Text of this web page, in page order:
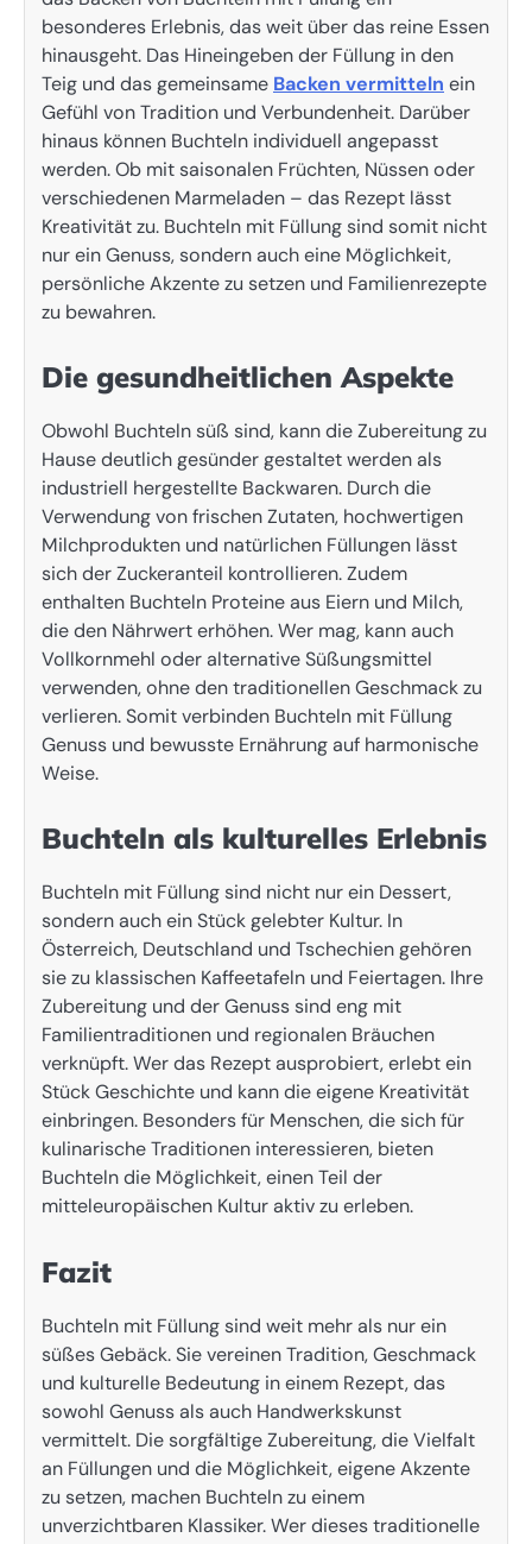
besonderes Erlebnis, das weit über das reine Essen
hinausgeht. Das Hineingeben der Füllung in den
Teig und das gemeinsame Backen vermitteln ein
Gefühl von Tradition und Verbundenheit. Darüber
hinaus können Buchteln individuell angepasst
werden. Ob mit saisonalen Früchten, Nüssen oder
verschiedenen Marmeladen – das Rezept lässt
Kreativität zu. Buchteln mit Füllung sind somit nicht
nur ein Genuss, sondern auch eine Möglichkeit,
persönliche Akzente zu setzen und Familienrezepte
zu bewahren.
Die gesundheitlichen Aspekte
Obwohl Buchteln süß sind, kann die Zubereitung zu
Hause deutlich gesünder gestaltet werden als
industriell hergestellte Backwaren. Durch die
Verwendung von frischen Zutaten, hochwertigen
Milchprodukten und natürlichen Füllungen lässt
sich der Zuckeranteil kontrollieren. Zudem
enthalten Buchteln Proteine aus Eiern und Milch,
die den Nährwert erhöhen. Wer mag, kann auch
Vollkornmehl oder alternative Süßungsmittel
verwenden, ohne den traditionellen Geschmack zu
verlieren. Somit verbinden Buchteln mit Füllung
Genuss und bewusste Ernährung auf harmonische
Weise.
Buchteln als kulturelles Erlebnis
Buchteln mit Füllung sind nicht nur ein Dessert,
sondern auch ein Stück gelebter Kultur. In
Österreich, Deutschland und Tschechien gehören
sie zu klassischen Kaffeetafeln und Feiertagen. Ihre
Zubereitung und der Genuss sind eng mit
Familientraditionen und regionalen Bräuchen
verknüpft. Wer das Rezept ausprobiert, erlebt ein
Stück Geschichte und kann die eigene Kreativität
einbringen. Besonders für Menschen, die sich für
kulinarische Traditionen interessieren, bieten
Buchteln die Möglichkeit, einen Teil der
mitteleuropäischen Kultur aktiv zu erleben.
Fazit
Buchteln mit Füllung sind weit mehr als nur ein
süßes Gebäck. Sie vereinen Tradition, Geschmack
und kulturelle Bedeutung in einem Rezept, das
sowohl Genuss als auch Handwerkskunst
vermittelt. Die sorgfältige Zubereitung, die Vielfalt
an Füllungen und die Möglichkeit, eigene Akzente
zu setzen, machen Buchteln zu einem
unverzichtbaren Klassiker. Wer dieses traditionelle